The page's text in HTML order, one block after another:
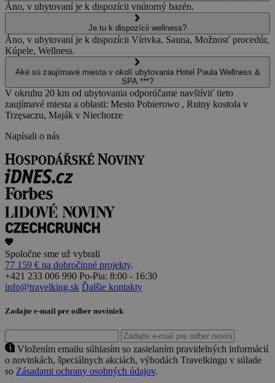
Áno, v ubytovaní je k dispozícii vnútorný bazén.
Je tu k dispozícii wellness?
Áno, v ubytovaní je k dispozícii Vírivka, Sauna, Možnosť procedúr,
Kúpele, Wellness.
Aké sú zaujímavé miesta v okolí ubytovania Hotel Paula Wellness &
SPA ***?
V okruhu 20 km od ubytovania odporúčame navštíviť tieto
zaujímavé miesta a oblasti: Mesto Pobierowo , Ruiny kostola v
Trzęsaczu, Maják v Niechorze
Napísali o nás
Spoločne sme už vybrali
77 159 € na dobročinné projekty.
+421 233 006 990 Po-Pia: 8:00 - 16:30
info@travelking.sk Ďalšie kontakty
Zadajte e-mail pre odber noviniek
Vložením emailu súhlasím so zasielaním pravidelných informácií
o novinkách, špeciálnych akciách, výhodách Travelkingu v súlade
so Zásadami ochrany osobných údajov.